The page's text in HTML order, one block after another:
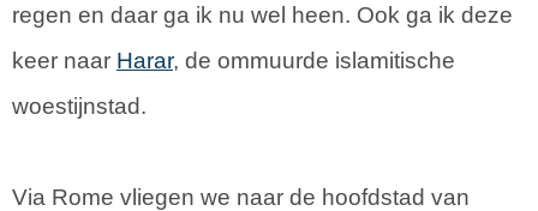
regen en daar ga ik nu wel heen. Ook ga ik deze
keer naar Harar, de ommuurde islamitische
woestijnstad.
Via Rome vliegen we naar de hoofdstad van